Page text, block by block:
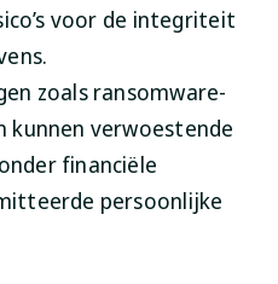
voor de integriteit
zoals ransomware-
kunnen verwoestende
financiële
persoonlijke